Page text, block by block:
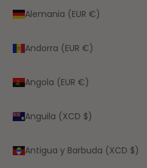
Alemania (EUR €)
Andorra (EUR €)
Angola (EUR €)
Anguila (XCD $)
Antigua y Barbuda (XCD $)